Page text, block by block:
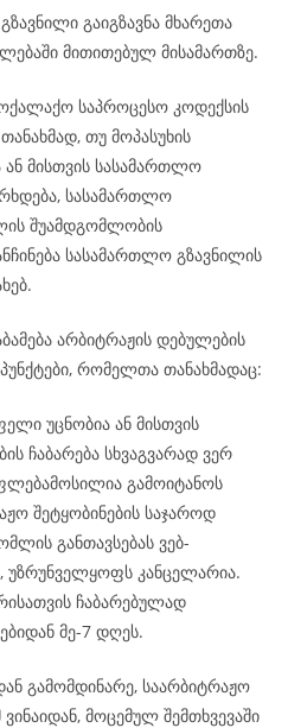
გაიგზავნა მხარეთა
მითითებულ მისამართზე.
საპროცესო კოდექსის
თუ მოპასუხის
მისთვის სასამართლო
სასამართლო
შუამდგომლობის
სასამართლო გზავნილის
არბიტრაჟის დებულების
რომელთა თანახმადაც:
უცნობია ან მისთვის
ჩაბარება სხვაგვარად ვერ
გამოიტანოს
შეტყობინების საჯაროდ
განთავსებას ვებ-
უზრუნველყოფს კანცელარია.
ჩაბარებულად
მე-7 დღეს.
გამომდინარე, საარბიტრაჟო
მოცემულ შემთხვევაში